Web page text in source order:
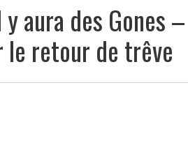
aura des Gones
retour de trêve